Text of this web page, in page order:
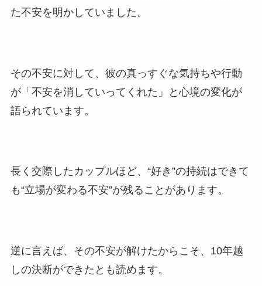
た不安を明かしていました。
その不安に対して、彼の真っすぐな気持ちや行動
が「不安を消していってくれた」と心境の変化が
語られています。
長く交際したカップルほど、“好き”の持続はできて
も“立場が変わる不安”が残ることがあります。
逆に言えば、その不安が解けたからこそ、10年越
しの決断ができたとも読めます。